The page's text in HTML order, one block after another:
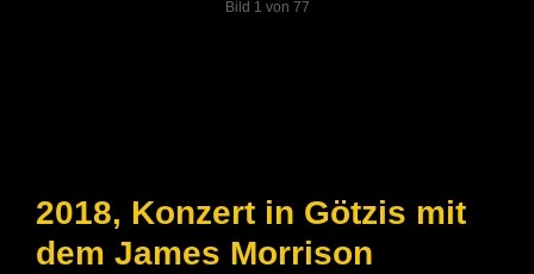
Bild 1 von 77
2018, Konzert in Götzis mit
dem James Morrison